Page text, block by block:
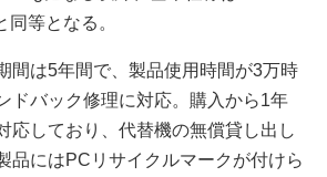
等となる。
間は5年間で、製品使用時間が3万時
ドバック修理に対応。購入から1年
応しており、代替機の無償貸し出し
品にはPCリサイクルマークが付けら